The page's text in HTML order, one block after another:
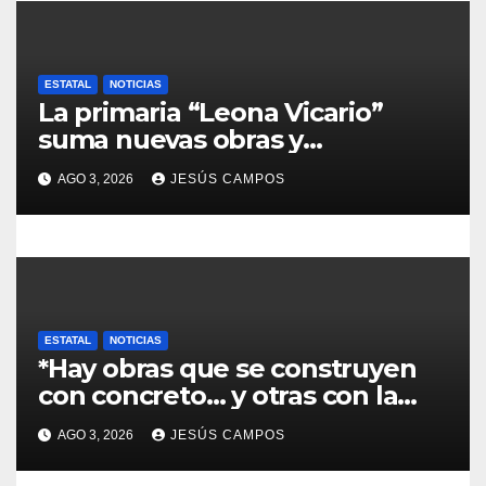
s
ESTATAL NOTICIAS
La primaria “Leona Vicario”
suma nuevas obras y
compromisos para fortalecer su
infraestructura
AGO 3, 2026 JESÚS CAMPOS
ESTATAL NOTICIAS
*Hay obras que se construyen
con concreto… y otras con la
convicción de brindar una
mejor atención a quienes más
lo necesitan.*
AGO 3, 2026 JESÚS CAMPOS